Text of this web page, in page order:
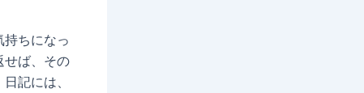
ちになっ
せば、その
記には、